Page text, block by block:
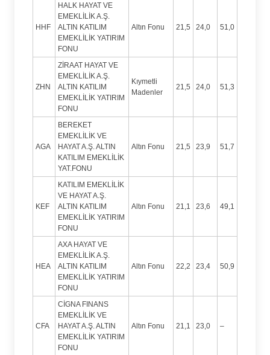
HHF
HALK HAYAT VE
EMEKLİLİK A.Ş.
ALTIN KATILIM
EMEKLİLİK YATIRIM
FONU
Altın Fonu 21,5 24,0 51,0
ZHN
ZİRAAT HAYAT VE
EMEKLİLİK A.Ş.
ALTIN KATILIM
EMEKLİLİK YATIRIM
FONU
Kıymetli
Madenler
21,5 24,0 51,3
AGA
BEREKET
EMEKLİLİK VE
HAYAT A.Ş. ALTIN
KATILIM EMEKLİLİK
YAT.FONU
Altın Fonu 21,5 23,9 51,7
KEF
KATILIM EMEKLİLİK
VE HAYAT A.Ş.
ALTIN KATILIM
EMEKLİLİK YATIRIM
FONU
Altın Fonu 21,1 23,6 49,1
HEA
AXA HAYAT VE
EMEKLİLİK A.Ş.
ALTIN KATILIM
EMEKLİLİK YATIRIM
FONU
Altın Fonu 22,2 23,4 50,9
CFA
CİGNA FINANS
EMEKLİLİK VE
HAYAT A.Ş. ALTIN
EMEKLİLİK YATIRIM
FONU
Altın Fonu 21,1 23,0 –